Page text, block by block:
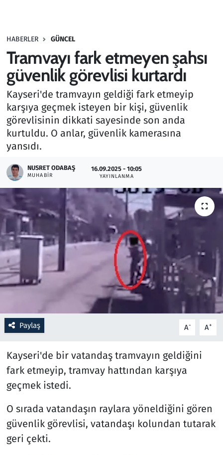
HABERLER GÜNCEL
Tramvayı fark etmeyen şahsı
güvenlik görevlisi kurtardı
Kayseri'de tramvayın geldiği fark etmeyip
karşıya geçmek isteyen bir kişi, güvenlik
görevlisinin dikkati sayesinde son anda
kurtuldu. O anlar, güvenlik kamerasına
yansıdı.
NUSRET ODABAŞ
MUHABIR
16.09.2025 - 10:05
YAYINLANMA
Paylaş A- A+
Kayseri'de bir vatandaş tramvayın geldiğini
fark etmeyip, tramvay hattından karşıya
geçmek istedi.
O sırada vatandaşın raylara yöneldiğini gören
güvenlik görevlisi, vatandaşı kolundan tutarak
geri çekti.
Haber
Kültür Sanat
Kurumsal Haberler
Lezzet Durağı
Memur ve Kamu
Otomobil
Ramazan
Resmi İlanlar
Rüya Tabirleri
Savunma Sanayi
Spor
Televizyon